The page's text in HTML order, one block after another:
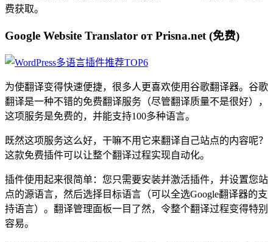
费获取。
Google Website Translator от Prisna.net (免费)
为使翻译变得快速便捷，很多人更喜欢使用谷歌翻译器。谷歌
翻译是一种不错的免费翻译服务（尽管翻译质量不是很好），
这项服务是免费的，并能支持100多种语言。
既然这项服务这么好，干嘛不用它来翻译自己站点的内容呢？
这款免费插件可以让整个翻译过程实现自动化。
插件使用起来很简单：您只需要安装并激活插件，并设置您站
点的源语言，然后选择目标语言（可以全选Google翻译器的支
持语言）。翻译管理面板一目了然，令整个翻译过程变得特别
容易。